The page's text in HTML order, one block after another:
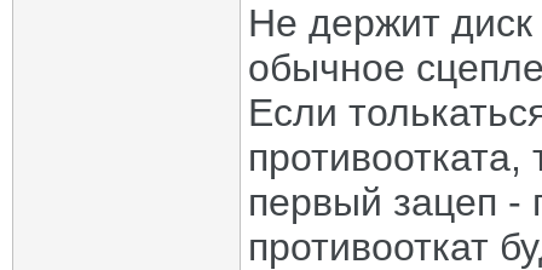
Не держит диск
обычное
Если
первый зацеп -
противооткат